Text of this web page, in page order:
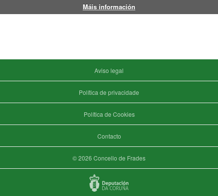
Aviso legal
Política de privacidade
Política de Cookies
Contacto
© 2026 Concello de Frades
Máis información